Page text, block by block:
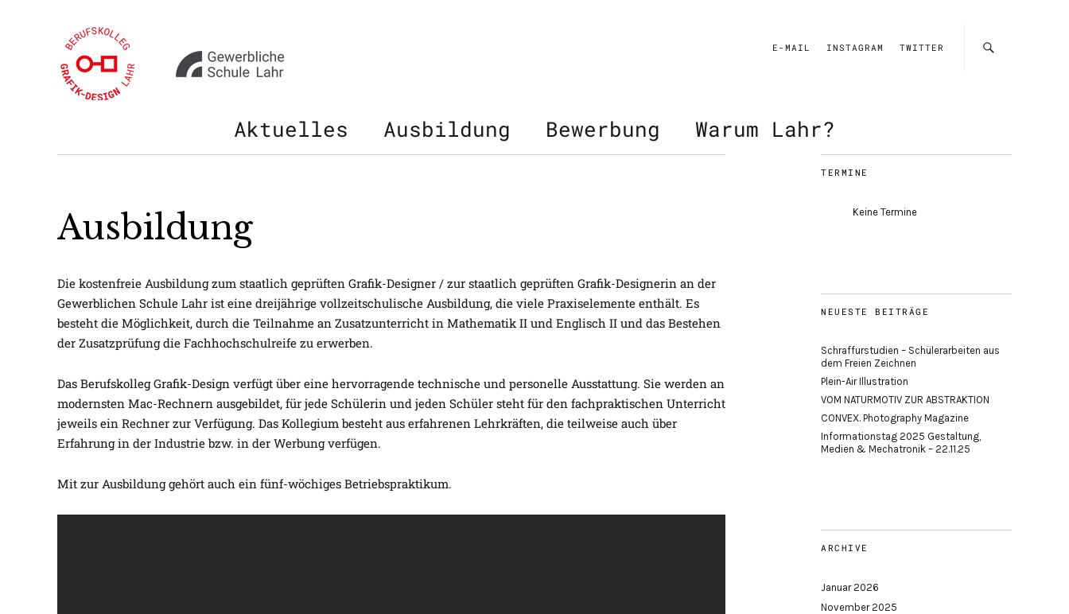
E-MAIL INSTAGRAM TWITTER
Aktuelles Ausbildung Bewerbung Warum Lahr?
Ausbildung
Die kostenfreie Ausbildung zum staatlich geprüften Grafik-Designer / zur staatlich geprüften Grafik-Designerin an der
Gewerblichen Schule Lahr ist eine dreijährige vollzeitschulische Ausbildung, die viele Praxiselemente enthält. Es
besteht die Möglichkeit, durch die Teilnahme an Zusatzunterricht in Mathematik II und Englisch II und das Bestehen
der Zusatzprüfung die Fachhochschulreife zu erwerben.
Das Berufskolleg Grafik-Design verfügt über eine hervorragende technische und personelle Ausstattung. Sie werden an
modernsten Mac-Rechnern ausgebildet, für jede Schülerin und jeden Schüler steht für den fachpraktischen Unterricht
jeweils ein Rechner zur Verfügung. Das Kollegium besteht aus erfahrenen Lehrkräften, die teilweise auch über
Erfahrung in der Industrie bzw. in der Werbung verfügen.
Mit zur Ausbildung gehört auch ein fünf-wöchiges Betriebspraktikum.
TERMINE
Keine Termine
NEUESTE BEITRÄGE
Schraffurstudien – Schülerarbeiten aus
dem Freien Zeichnen
Plein-Air Illustration
VOM NATURMOTIV ZUR ABSTRAKTION
CONVEX. Photography Magazine
Informationstag 2025 Gestaltung,
Medien & Mechatronik – 22.11.25
ARCHIVE
Januar 2026
November 2025